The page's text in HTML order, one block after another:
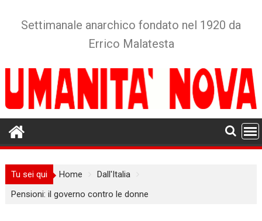
Settimanale anarchico fondato nel 1920 da
Errico Malatesta
Tu sei qui Home
Dall'Italia
Pensioni: il governo contro le donne